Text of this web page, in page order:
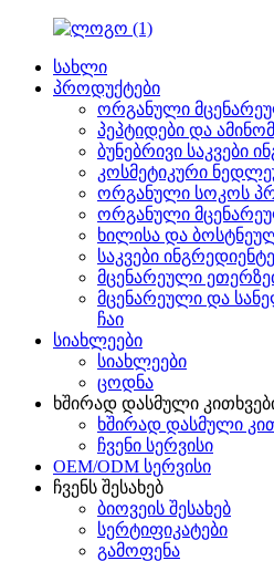
სახლი
პროდუქტები
ორგანული
პეპტიდები და
ბუნებრივი საკვები
კოსმეტიკური
ორგანული სოკოს
ორგანული
ხილისა და
საკვები
მცენარეული
მცენარეული და
ჩაი
სიახლეები
სიახლეები
ცოდნა
ხშირად დასმული
ხშირად დასმული
ჩვენი სერვისი
OEM/ODM სერვისი
ჩვენს შესახებ
ბიოვეის შესახებ
სერტიფიკატები
გამოფენა